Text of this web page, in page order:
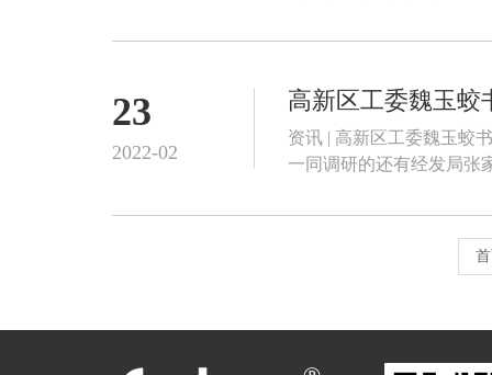
23
2022-02
高新区工委魏玉蛟
资讯 | 高新区工委魏玉蛟
一同调研的还有经发局张家奎局长